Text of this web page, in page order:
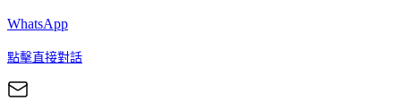
WhatsApp
點擊直接對話